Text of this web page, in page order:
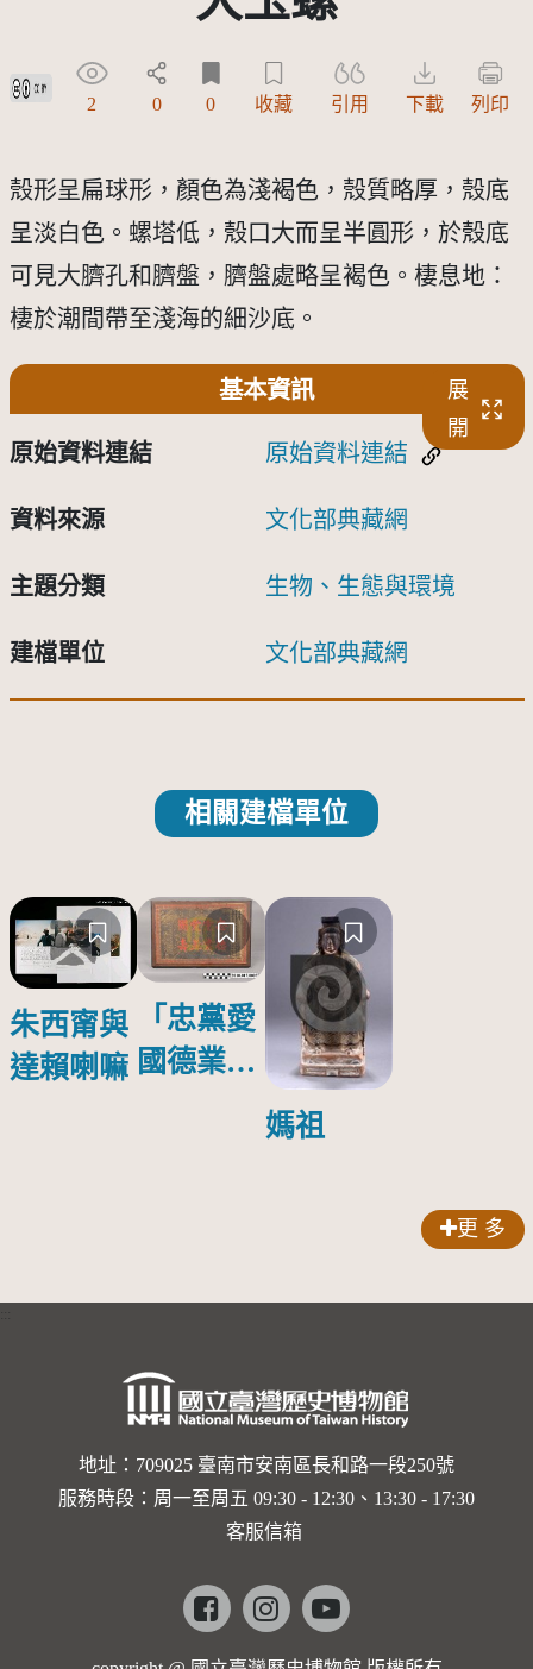
創用CC姓名標示 3.0 台灣及其後版本(CC BY 3.0 TW +)
2 0 0 收藏 引用 下載 列印
殼形呈扁球形，顏色為淺褐色，殼質略厚，殼底
呈淡白色。螺塔低，殼口大而呈半圓形，於殼底
可見大臍孔和臍盤，臍盤處略呈褐色。棲息地：
棲於潮間帶至淺海的細沙底。
基本資訊
展
開
原始資料連結 原始資料連結
資料來源 文化部典藏網
主題分類 生物、生態與環境
建檔單位 文化部典藏網
相關建檔單位
朱西甯與
達賴喇嘛
「忠黨愛
國德業並
媽祖
更 多
地址：709025 臺南市安南區長和路一段250號
服務時段：周一至周五 09:30 - 12:30、13:30 - 17:30
客服信箱
Facebookinstagramyoutube